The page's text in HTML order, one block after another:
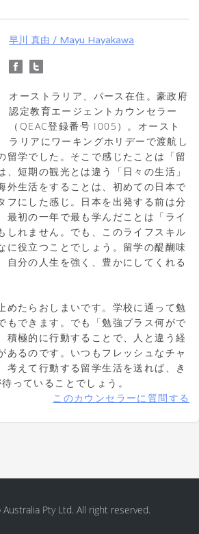
早川 真由 / Mayu Hayakawa
オーストラリア、パース在住。豪政府
認定教育エージェントカウンセラー
（QEAC登録番号 I005）。オースト
ラリアにワーキングホリデーで渡航し
留学でした。そこで感じたことは「留
、短期の観光とは違う「日々の生活」
外生活をすることは、初めての日本で
フにした感じ。日本を出発する前は分
最初の一年で最も学んだことは「ライ
しれません。でも、このライフスキル
に役立つことでしょう。留学の醍醐味
自分の人生を強く、豊かにしてくれる
めたらおしまいです。学校に通って勉
もできます。でも「勉強プラス何がで
積極的に行動することで、人と違う経
あるのです。いつもフレッシュなチャ
考えて行動する留学生活を送れば、き
っていることでしょう。
このカウンセラーに質問する
Pty Ltd. All right reserved.